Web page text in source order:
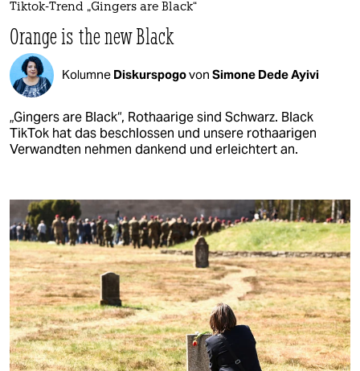
Tiktok-Trend „Gingers are Black“
Orange is the new Black
Kolumne Diskurspogovon Simone Dede Ayivi
„Gingers are Black“, Rothaarige sind Schwarz. Black
TikTok hat das beschlossen und unsere rothaarigen
Verwandten nehmen dankend und erleichtert an.